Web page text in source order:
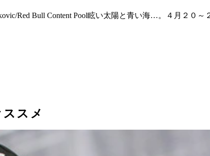
Red Bull Content Pool眩い太陽と青い海…。４月２０～
スメ